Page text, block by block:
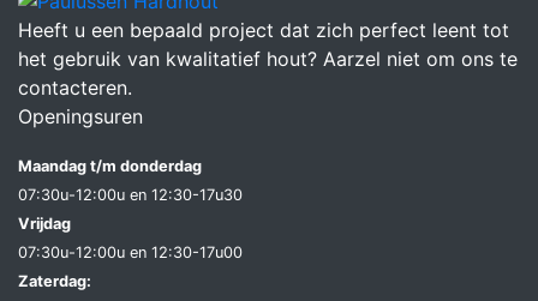
Heeft u een bepaald project dat zich perfect leent tot
het gebruik van kwalitatief hout? Aarzel niet om ons te
contacteren.
Openingsuren
Maandag t/m donderdag
07:30u-12:00u en 12:30-17u30
Vrijdag
07:30u-12:00u en 12:30-17u00
Zaterdag: